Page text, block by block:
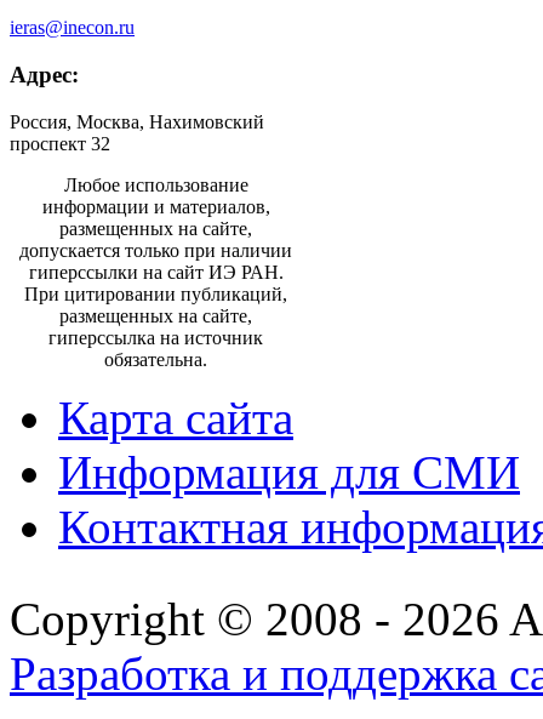
ieras@inecon.ru
Адрес:
Россия, Москва, Нахимовский
проспект 32
Любое использование
информации и материалов,
размещенных на сайте,
допускается только при наличии
гиперссылки на сайт ИЭ РАН.
При цитировании публикаций,
размещенных на сайте,
гиперссылка на источник
обязательна.
Карта сайта
Информация для СМИ
Контактная
Copyright © 2008 - 2026
Разработка и поддержка